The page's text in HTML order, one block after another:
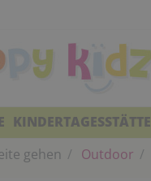
KINDERTAGESSTÄTTE
gehen
Outdoor